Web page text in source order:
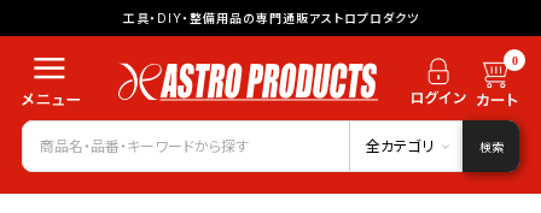
工具・DIY・整備用品の専門通販アストロプロダクツ
0
全カテゴリ 検索